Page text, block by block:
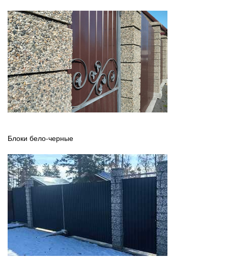
Блоки бело-черные